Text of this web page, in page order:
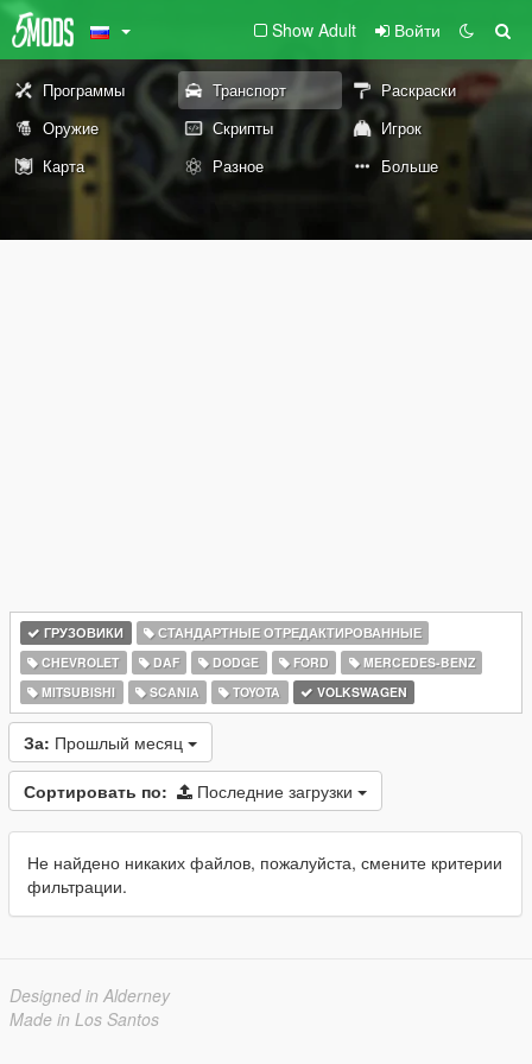
Show Adult Войти
Программы Транспорт
Раскраски
Оружие
Скрипты
Игрок
Карта
Разное Больше
ГРУЗОВИКИ
СТАНДАРТНЫЕ ОТРЕДАКТИРОВАННЫЕ
CHEVROLET
DAF DODGE FORD
MERCEDES-BENZ
MITSUBISHI
SCANIA TOYOTA VOLKSWAGEN
За: Прошлый месяц
Сортировать по: Последние загрузки
Не найдено никаких файлов, пожалуйста, смените критерии
фильтрации.
Designed in Alderney
Made in Los Santos